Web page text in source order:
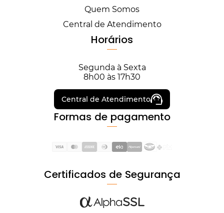
Quem Somos
Central de Atendimento
Horários
Segunda à Sexta
8h00 às 17h30
Central de Atendimento
Formas de pagamento
Certificados de Segurança